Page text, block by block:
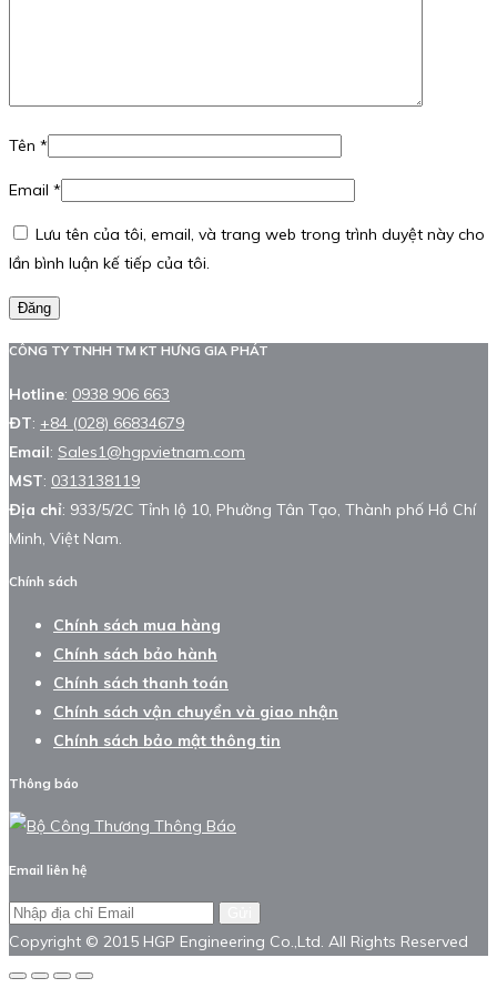
Tên *
Email *
Lưu tên của tôi, email, và trang web trong trình duyệt này cho
lần bình luận kế tiếp của tôi.
Đăng
CÔNG TY TNHH TM KT HƯNG GIA PHÁT
Hotline: 0938 906 663
ĐT: +84 (028) 66834679
Email: Sales1@hgpvietnam.com
MST: 0313138119
Địa chỉ: 933/5/2C Tỉnh lộ 10, Phường Tân Tạo, Thành phố Hồ Chí
Minh, Việt Nam.
Chính sách
Chính sách mua hàng
Chính sách bảo hành
Chính sách thanh toán
Chính sách vận chuyển và giao nhận
Chính sách bảo mật thông tin
Thông báo
Email liên hệ
Copyright © 2015 HGP Engineering Co.,Ltd. All Rights Reserved